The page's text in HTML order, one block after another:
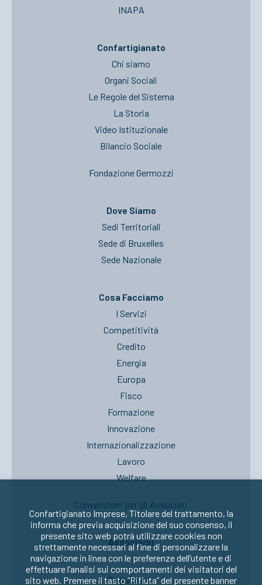
INAPA
Confartigianato
Chi siamo
Organi Sociali
Le Regole del Sistema
La Storia
Video Istituzionale
Bilancio Sociale
Fondazione Germozzi
Dove Siamo
Sedi Territoriali
Sede di Bruxelles
Sede Nazionale
Cosa Facciamo
I Servizi
Competitività
Credito
Energia
Europa
Fisco
Formazione
Innovazione
Internazionalizzazione
Lavoro
Welfare
Convenzioni per gli Associati
Associarsi
Seguici su:
Confartigianato Imprese, Titolare del trattamento, la
informa che previa acquisizione del suo consenso, il
presente sito web potrà utilizzare cookies non
strettamente necessari al fine di personalizzare la
navigazione in linea con le preferenze dell’utente e di
effettuare l’analisi sui comportamenti dei visitatori del
sito web. Premere il tasto “Rifiuta” del presente banner